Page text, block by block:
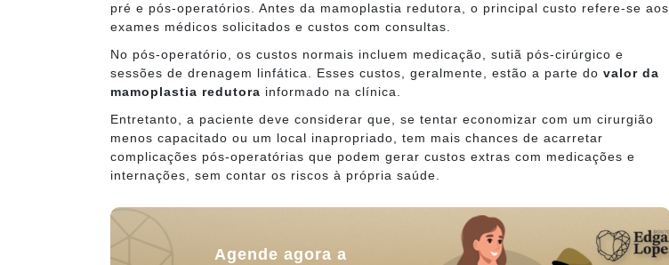
pré e pós-operatórios. Antes da mamoplastia redutora, o principal custo refere-se aos
exames médicos solicitados e custos com consultas.
No pós-operatório, os custos normais incluem medicação, sutiã pós-cirúrgico e
sessões de drenagem linfática. Esses custos, geralmente, estão a parte do valor da
mamoplastia redutora informado na clínica.
Entretanto, a paciente deve considerar que, se tentar economizar com um cirurgião
menos capacitado ou um local inapropriado, tem mais chances de acarretar
complicações pós-operatórias que podem gerar custos extras com medicações e
internações, sem contar os riscos à própria saúde.
Agende agora a